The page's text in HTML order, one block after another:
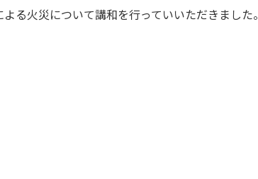
る火災について講和を行っていいただきました。